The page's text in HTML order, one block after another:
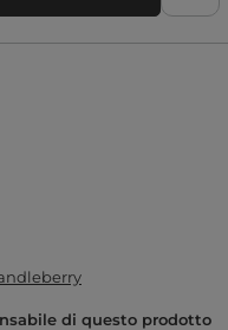
di questo prodotto